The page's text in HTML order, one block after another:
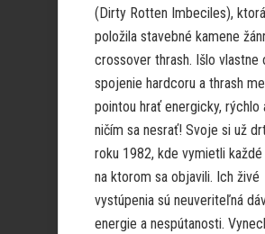
(Dirty Rotten Imbeciles), ktorá
položila stavebné kamene
crossover thrash. Išlo vlastne
spojenie hardcoru a thrash
pointou hrať energicky, rýchlo
ničím sa nesrať! Svoje si už
roku 1982, kde vymietli každé
na ktorom sa objavili. Ich živé
vystúpenia sú neuveriteľná
energie a nespútanosti.